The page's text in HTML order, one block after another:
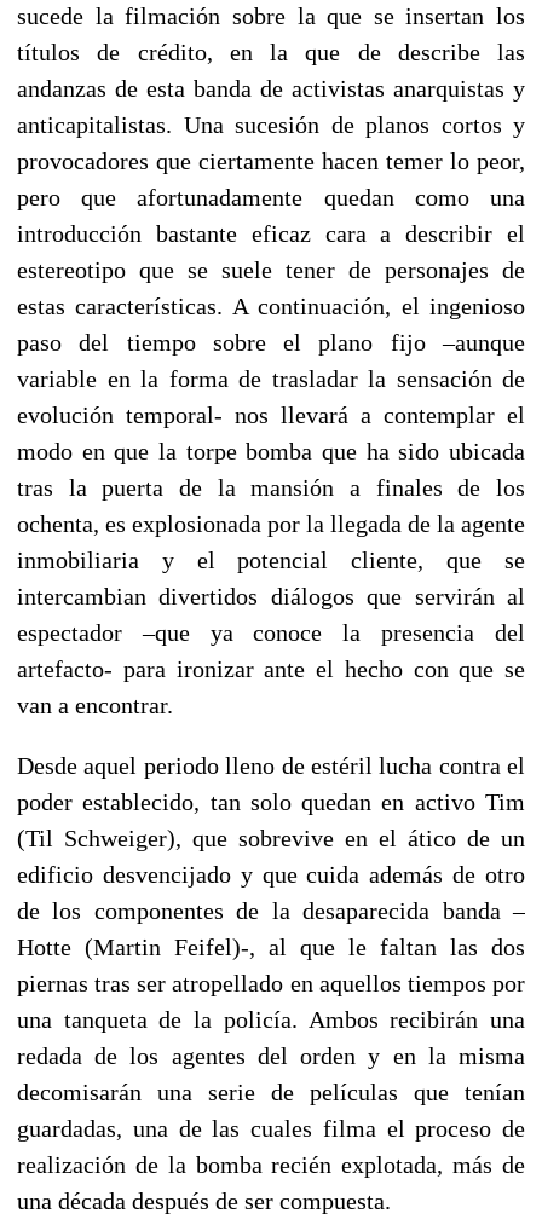
sucede la filmación sobre la que se insertan los
títulos de crédito, en la que de describe las
andanzas de esta banda de activistas anarquistas y
anticapitalistas. Una sucesión de planos cortos y
provocadores que ciertamente hacen temer lo peor,
pero que afortunadamente quedan como una
introducción bastante eficaz cara a describir el
estereotipo que se suele tener de personajes de
estas características. A continuación, el ingenioso
paso del tiempo sobre el plano fijo –aunque
variable en la forma de trasladar la sensación de
evolución temporal- nos llevará a contemplar el
modo en que la torpe bomba que ha sido ubicada
tras la puerta de la mansión a finales de los
ochenta, es explosionada por la llegada de la agente
inmobiliaria y el potencial cliente, que se
intercambian divertidos diálogos que servirán al
espectador –que ya conoce la presencia del
artefacto- para ironizar ante el hecho con que se
van a encontrar.
Desde aquel periodo lleno de estéril lucha contra el
poder establecido, tan solo quedan en activo Tim
(Til Schweiger), que sobrevive en el ático de un
edificio desvencijado y que cuida además de otro
de los componentes de la desaparecida banda –
Hotte (Martin Feifel)-, al que le faltan las dos
piernas tras ser atropellado en aquellos tiempos por
una tanqueta de la policía. Ambos recibirán una
redada de los agentes del orden y en la misma
decomisarán una serie de películas que tenían
guardadas, una de las cuales filma el proceso de
realización de la bomba recién explotada, más de
una década después de ser compuesta.